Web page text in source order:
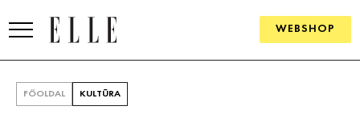
WEBSHOP
FŐOLDAL KULTÚRA